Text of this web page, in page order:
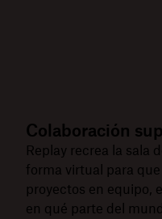
Colaboración
Replay recrea la sala
forma virtual para
proyectos en equipo,
en qué parte del